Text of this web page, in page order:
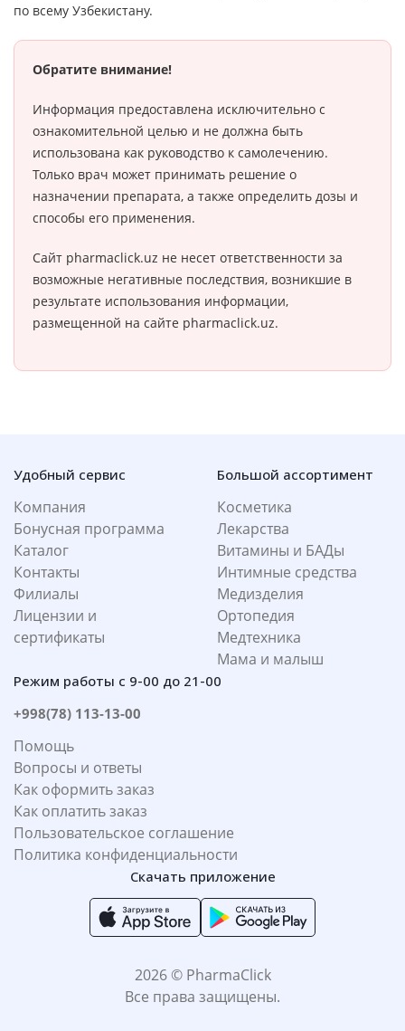
по всему Узбекистану.
Обратите внимание!
Информация предоставлена исключительно с
ознакомительной целью и не должна быть
использована как руководство к самолечению.
Только врач может принимать решение о
назначении препарата, а также определить дозы и
способы его применения.
Сайт pharmaclick.uz не несет ответственности за
возможные негативные последствия, возникшие в
результате использования информации,
размещенной на сайте pharmaclick.uz.
Удобный сервис
Компания
Бонусная программа
Каталог
Контакты
Филиалы
Лицензии и
сертификаты
Большой ассортимент
Косметика
Лекарства
Витамины и БАДы
Интимные средства
Медизделия
Ортопедия
Медтехника
Мама и малыш
Режим работы с 9-00 до 21-00
+998(78) 113-13-00
Помощь
Вопросы и ответы
Как оформить заказ
Как оплатить заказ
Пользовательское соглашение
Политика конфиденциальности
Скачать приложение
2026 © PharmaClick
Все права защищены.